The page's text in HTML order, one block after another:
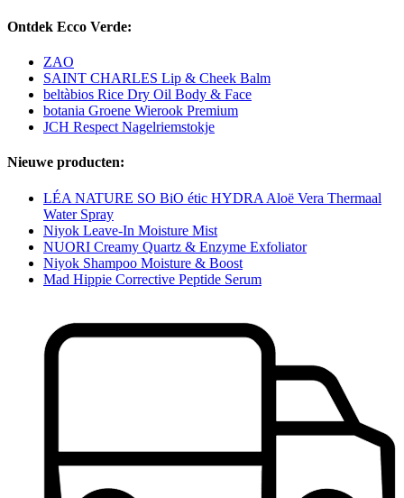
Ontdek Ecco Verde:
ZAO
SAINT CHARLES Lip & Cheek Balm
beltàbios Rice Dry Oil Body & Face
botania Groene Wierook Premium
JCH Respect Nagelriemstokje
Nieuwe producten:
LÉA NATURE SO BiO étic HYDRA Aloë Vera Thermaal
Water Spray
Niyok Leave-In Moisture Mist
NUORI Creamy Quartz & Enzyme Exfoliator
Niyok Shampoo Moisture & Boost
Mad Hippie Corrective Peptide Serum